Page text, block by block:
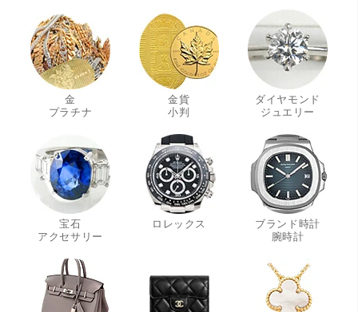
金
プラチナ
金貨
小判
ダイヤモンド
ジュエリー
宝石
アクセサリー
ロレックス
ブランド時計
腕時計